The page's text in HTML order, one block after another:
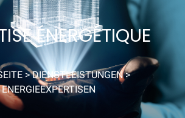
ÉNERGÉTIQUE
>DIENSTLEISTUNGEN>
ENERGIEEXPERTISEN